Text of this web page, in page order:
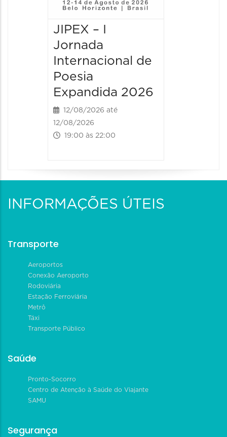
JIPEX – I
Jornada
Internacional de
Poesia
Expandida 2026
12/08/2026 até
12/08/2026
19:00 às 22:00
INFORMAÇÕES ÚTEIS
Transporte
Aeroportos
Conexão Aeroporto
Rodoviária
Estação Ferroviária
Metrô
Táxi
Transporte Público
Saúde
Pronto-Socorro
Centro de Atenção à Saúde do Viajante
SAMU
Segurança